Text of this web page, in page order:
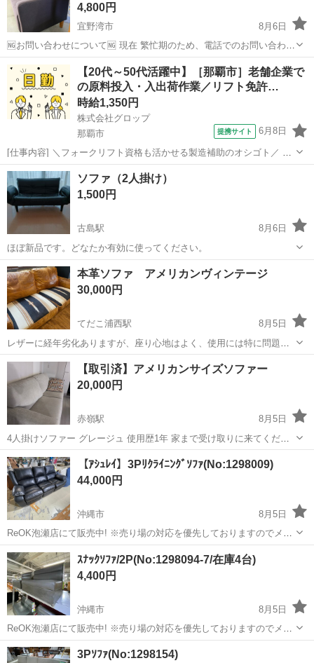
4,800円
宜野湾市
8月6日
🆖お問い合わせについて🆖 現在 繁忙期のため、電話でのお問い合わせ
はお控えください。 ❌⚠お取り置き不可⚠❌ ご来店いただき、全額決
済していただいたお客様を優先としております。 お取り置きは対応が
できません。 こ...
宜野湾市 ソファ 商品
【20代～50代活躍中】［那覇市］老舗企業で
の原料投入・入出荷作業／リフト免許…
時給1,350円
株式会社グロップ
那覇市
提携サイト 6月8日
[仕事内容] ＼フォークリフト資格も活かせる製造補助のオシゴト／ 正
社員登用制度あり！ 資格を活かして、キャリアアップしたい方にオス
スメ☆ 独自の休暇制度が多数あり、メリハリつけて働けます◎ 【有名
企業での製造補助】...
沖縄 那覇市
ソファ（2人掛け）
1,500円
古島駅
8月6日
ほぼ新品です。どなたか有効に使ってください。
沖縄 那覇市 古島駅
本革ソファ アメリカンヴィンテージ
30,000円
てだこ浦西駅
8月5日
レザーに経年劣化ありますが、座り心地はよく、使用には特に問題は
ありません。 ヴィンテージ家具好きの方におすすめのソファ 背もたれ
のクッションをとめるファスナーが壊れていますが、使用には特に問
題ありません 座面に破れあったた...
沖縄 沖縄市 てだこ浦西駅 ソファ 本革
【取引済】アメリカンサイズソファー
20,000円
赤嶺駅
8月5日
4人掛けソファー グレージュ 使用歴1年 家まで受け取りに来てくださ
る方 横170cmほど
沖縄 那覇市 赤嶺駅 ソファ グレージュ
【ｱｼｭﾚｲ】3Pﾘｸﾗｲﾆﾝｸﾞｿﾌｧ(No:1298009)
44,000円
沖縄市
8月5日
ReOK泡瀬店にて販売中! ※売り場の対応を優先しておりますのでメー
ルでの問い合わせ対応は行っておりません。 ※商品に関するお問い合
わせ(在庫・サイズ等の確認)は店舗へ直接お電話ください。 ※店頭販
売且つ一点物の...
沖縄 沖縄市 ソファ
ｽﾅｯｸｿﾌｧ/2P(No:1298094-7/在庫4台)
4,400円
沖縄市
8月5日
ReOK泡瀬店にて販売中! ※売り場の対応を優先しておりますのでメー
ルでの問い合わせ対応は行っておりません。 ※商品に関するお問い合
わせ(在庫・サイズ等の確認)は店舗へ直接お電話ください。 ※店頭販
沖縄 沖縄市
3Pｿﾌｧ(No:1298154)